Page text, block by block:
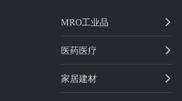
MRO工业品
医药医疗
家居建材